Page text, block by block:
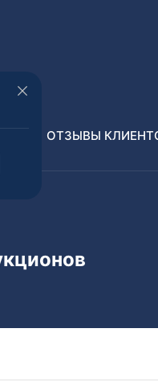
Benz
ОТЗЫВЫ